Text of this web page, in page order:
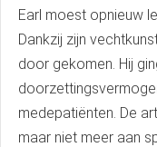
Earl moest opnieuw
Dankzij zijn
door gekomen. Hij
medepatiënten. De
maar niet meer aan